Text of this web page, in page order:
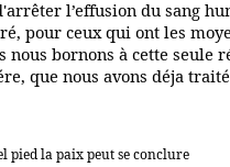
l’effusion du sang
pour ceux qui ont les
bornons à cette seule
que nous avons déja
pied la paix peut se conclure